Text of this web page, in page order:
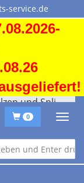
service.de
0
und Splinte
•